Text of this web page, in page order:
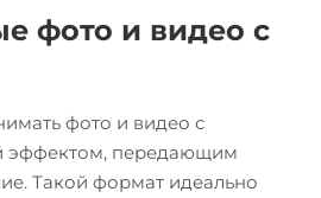
фото и видео с
фото и видео с
эффектом, передающим
Такой формат идеально